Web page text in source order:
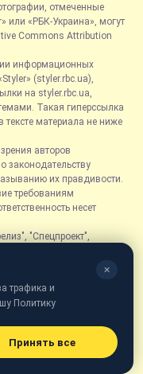
отмеченные
или «РБК-Украина», могут
Commons Attribution
информационных
(styler.rbc.ua),
на styler.rbc.ua,
Такая гиперссылка
материала не ниже
авторов
законодательству
их правдивости.
требованиям
несет
"Спецпроект",
форматом,
связанные с
информации,
Редакция не несет
от 21 года.
✕
трафика и
Политику
Принять все